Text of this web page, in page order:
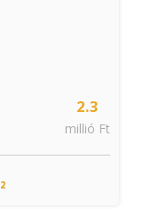
2.3
millió Ft
2